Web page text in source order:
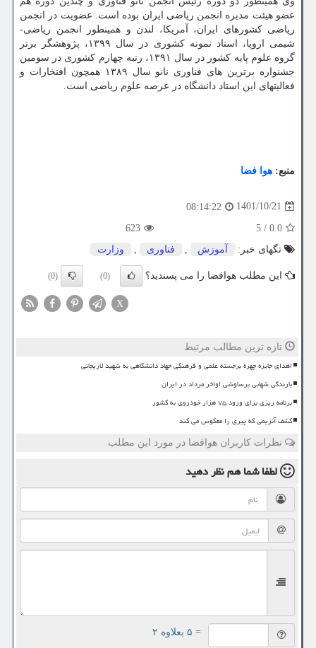
عضو هیئت مدیره انجمن ریاضی ایران بوده است. عضویت در انجمن
ریاضی کشورهای ایران، آمریکا، لندن و همینطور انجمن ریاضی-
شیمی اروپا، استاد نمونه کشوری در سال ۱۳۹۹، پژوهشگر برتر
گروه علوم پایه کشور در سال ۱۳۹۱، رتبه چهارم کشوری در سومین
جشنواره برترین های فناوری نانو سال ۱۳۸۹ همچون افتخارات و
فعالیتهای این استاد دانشگاه در عرصه علوم ریاضی است.
منبع: هوا فضا
1401/10/21
08:14:22
0.0
/
5
623
تگهای خبر:
آموزش , فناوری , وزارت
این مطلب هوافضا را می پسندید؟ (0)
(0)
X
تازه ترین مطالب مرتبط
اهدای جایزه چهره برجسته علمی و فرهنگی جهاد دانشگاهی به شهید لاریجانی
بارندگی شهابی برساوشی اواخر مرداد در ایران
برنامه ریزی برای ورود ۷۵ هزار خودروی به کشور
کشف آنزیمی که پیری را معکوس می کند
نظرات کاربران هوافضا در مورد این مطلب
لطفا شما همنظر دهید
= ۵ بعلاوه ۲